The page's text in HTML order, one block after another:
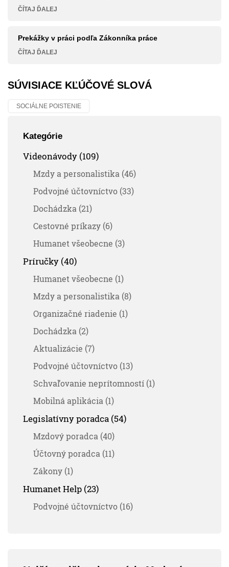
ČÍTAJ ĎALEJ
Prekážky v práci podľa Zákonníka práce
ČÍTAJ ĎALEJ
SÚVISIACE KĽÚČOVÉ SLOVÁ
SOCIÁLNE POISTENIE
Kategórie
Videonávody (109)
Mzdy a personalistika (46)
Podvojné účtovníctvo (33)
Dochádzka (21)
Cestovné príkazy (6)
Humanet všeobecne (3)
Príručky (40)
Humanet všeobecne (1)
Mzdy a personalistika (8)
Organizačné riadenie (1)
Dochádzka (2)
Aktualizácie (7)
Podvojné účtovníctvo (13)
Schvaľovanie neprítomností (1)
Mobilná aplikácia (1)
Legislatívny poradca (54)
Mzdový poradca (40)
Účtovný poradca (11)
Zákony (1)
Humanet Help (23)
Podvojné účtovníctvo (16)